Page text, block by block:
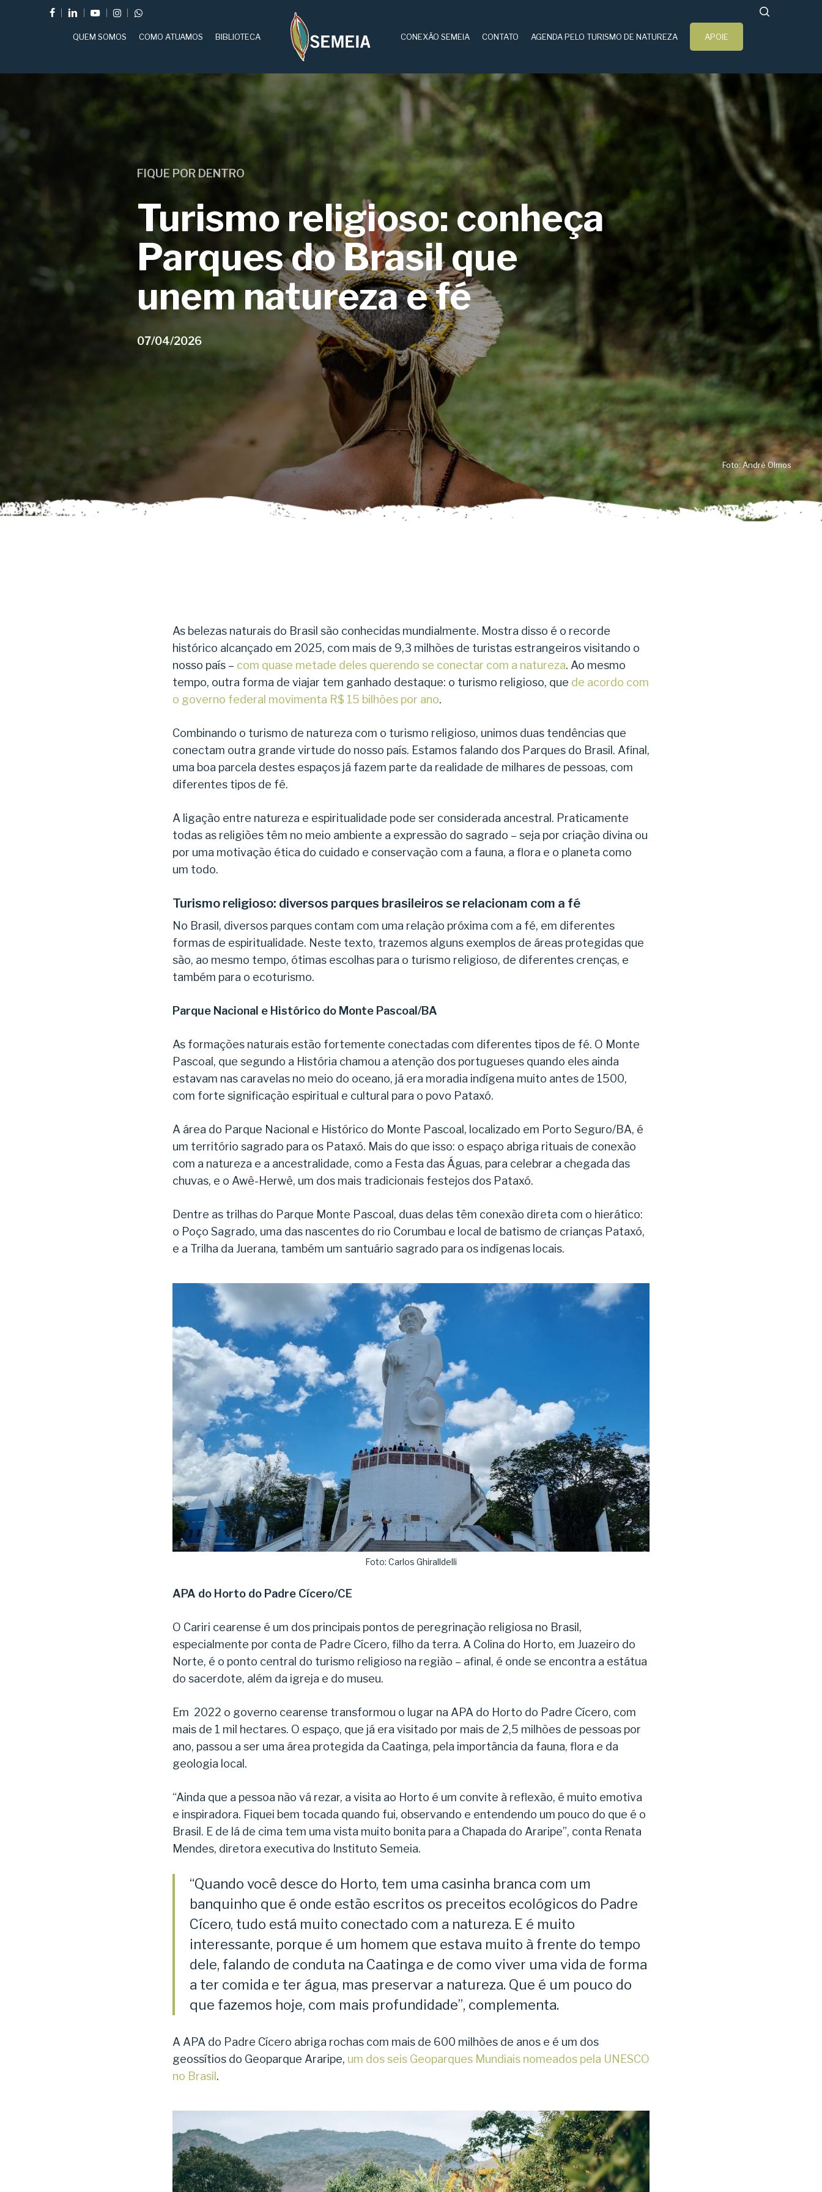
FACEBOOKLINKEDINYOUTUBEINSTAGRAMWHATSAPP
Aperte enter para pesquisar ou ESC para fechar
QUEM SOMOS COMO ATUAMOS BIBLIOTECA CONEXÃO SEMEIA CONTATO AGENDA PELO TURISMO DE NATUREZA APOIE
FIQUE POR DENTRO
Turismo religioso: conheça
Parques do Brasil que
unem natureza e fé
07/04/2026
Foto: André Olmos
As belezas naturais do Brasil são conhecidas mundialmente. Mostra disso é o recorde
histórico alcançado em 2025, com mais de 9,3 milhões de turistas estrangeiros visitando o
nosso país – com quase metade deles querendo se conectar com a natureza. Ao mesmo
tempo, outra forma de viajar tem ganhado destaque: o turismo religioso, que de acordo com
o governo federal movimenta R$ 15 bilhões por ano.
Combinando o turismo de natureza com o turismo religioso, unimos duas tendências que
conectam outra grande virtude do nosso país. Estamos falando dos Parques do Brasil. Afinal,
uma boa parcela destes espaços já fazem parte da realidade de milhares de pessoas, com
diferentes tipos de fé.
A ligação entre natureza e espiritualidade pode ser considerada ancestral. Praticamente
todas as religiões têm no meio ambiente a expressão do sagrado – seja por criação divina ou
por uma motivação ética do cuidado e conservação com a fauna, a flora e o planeta como
um todo.
Turismo religioso: diversos parques brasileiros se relacionam com a fé
No Brasil, diversos parques contam com uma relação próxima com a fé, em diferentes
formas de espiritualidade. Neste texto, trazemos alguns exemplos de áreas protegidas que
são, ao mesmo tempo, ótimas escolhas para o turismo religioso, de diferentes crenças, e
também para o ecoturismo.
Parque Nacional e Histórico do Monte Pascoal/BA
As formações naturais estão fortemente conectadas com diferentes tipos de fé. O Monte
Pascoal, que segundo a História chamou a atenção dos portugueses quando eles ainda
estavam nas caravelas no meio do oceano, já era moradia indígena muito antes de 1500,
com forte significação espiritual e cultural para o povo Pataxó.
A área do Parque Nacional e Histórico do Monte Pascoal, localizado em Porto Seguro/BA, é
um território sagrado para os Pataxó. Mais do que isso: o espaço abriga rituais de conexão
com a natureza e a ancestralidade, como a Festa das Águas, para celebrar a chegada das
chuvas, e o Awê-Herwê, um dos mais tradicionais festejos dos Pataxó.
Dentre as trilhas do Parque Monte Pascoal, duas delas têm conexão direta com o hierático:
o Poço Sagrado, uma das nascentes do rio Corumbau e local de batismo de crianças Pataxó,
e a Trilha da Juerana, também um santuário sagrado para os indígenas locais.
Foto: Carlos Ghiralldelli
APA do Horto do Padre Cícero/CE
O Cariri cearense é um dos principais pontos de peregrinação religiosa no Brasil,
especialmente por conta de Padre Cícero, filho da terra. A Colina do Horto, em Juazeiro do
Norte, é o ponto central do turismo religioso na região – afinal, é onde se encontra a estátua
do sacerdote, além da igreja e do museu.
Em 2022 o governo cearense transformou o lugar na APA do Horto do Padre Cícero, com
mais de 1 mil hectares. O espaço, que já era visitado por mais de 2,5 milhões de pessoas por
ano, passou a ser uma área protegida da Caatinga, pela importância da fauna, flora e da
geologia local.
“Ainda que a pessoa não vá rezar, a visita ao Horto é um convite à reflexão, é muito emotiva
e inspiradora. Fiquei bem tocada quando fui, observando e entendendo um pouco do que é o
Brasil. E de lá de cima tem uma vista muito bonita para a Chapada do Araripe”, conta Renata
Mendes, diretora executiva do Instituto Semeia.
“Quando você desce do Horto, tem uma casinha branca com um
banquinho que é onde estão escritos os preceitos ecológicos do Padre
Cícero, tudo está muito conectado com a natureza. E é muito
interessante, porque é um homem que estava muito à frente do tempo
dele, falando de conduta na Caatinga e de como viver uma vida de forma
a ter comida e ter água, mas preservar a natureza. Que é um pouco do
que fazemos hoje, com mais profundidade”, complementa.
A APA do Padre Cícero abriga rochas com mais de 600 milhões de anos e é um dos
geossítios do Geoparque Araripe, um dos seis Geoparques Mundiais nomeados pela UNESCO
no Brasil.